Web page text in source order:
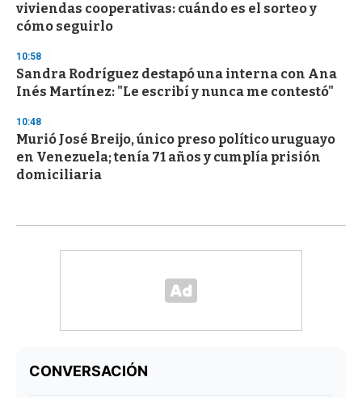
viviendas cooperativas: cuándo es el sorteo y
cómo seguirlo
10:58
Sandra Rodríguez destapó una interna con Ana
Inés Martínez: "Le escribí y nunca me contestó"
10:48
Murió José Breijo, único preso político uruguayo
en Venezuela; tenía 71 años y cumplía prisión
domiciliaria